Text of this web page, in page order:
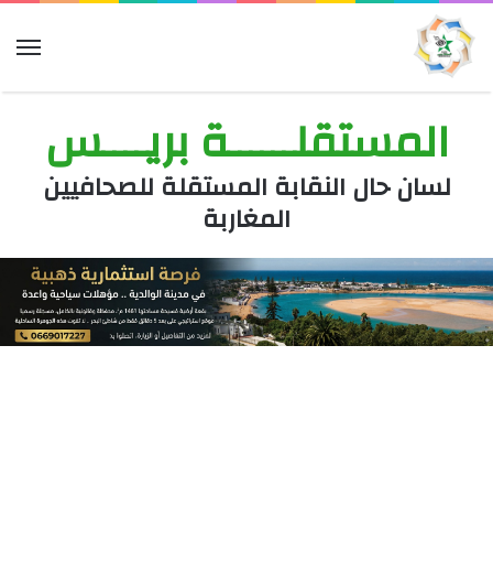
المستقلــــــة بريــــس
لسان حال النقابة المستقلة للصحافيين
المغاربة